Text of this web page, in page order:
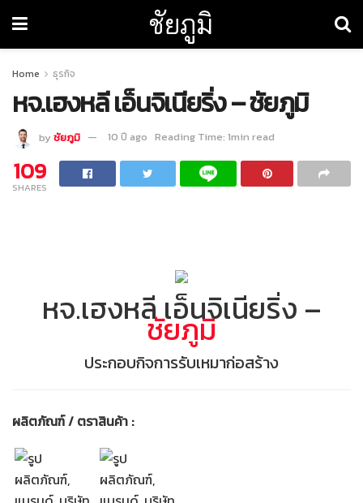
ชัยภูมิ
Home ธุรกิจ
หจ.เฮงหลี เอ็นจิเนียริ่ง – ชัยภูมิ
by ชัยภูมิ 10 ปี ago Reading Time: 1min read
109
SHARES
หจ.เฮงหลี เอ็นจิเนียริ่ง –
ชัยภูมิ
ประกอบกิจการรับเหมาก่อสร้าง
ผลิตภัณฑ์ / ตราสินค้า :